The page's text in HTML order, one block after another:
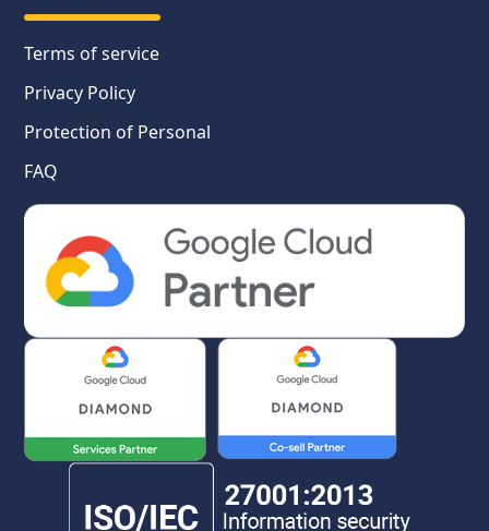
Terms of service
Privacy Policy
Protection of Personal
FAQ